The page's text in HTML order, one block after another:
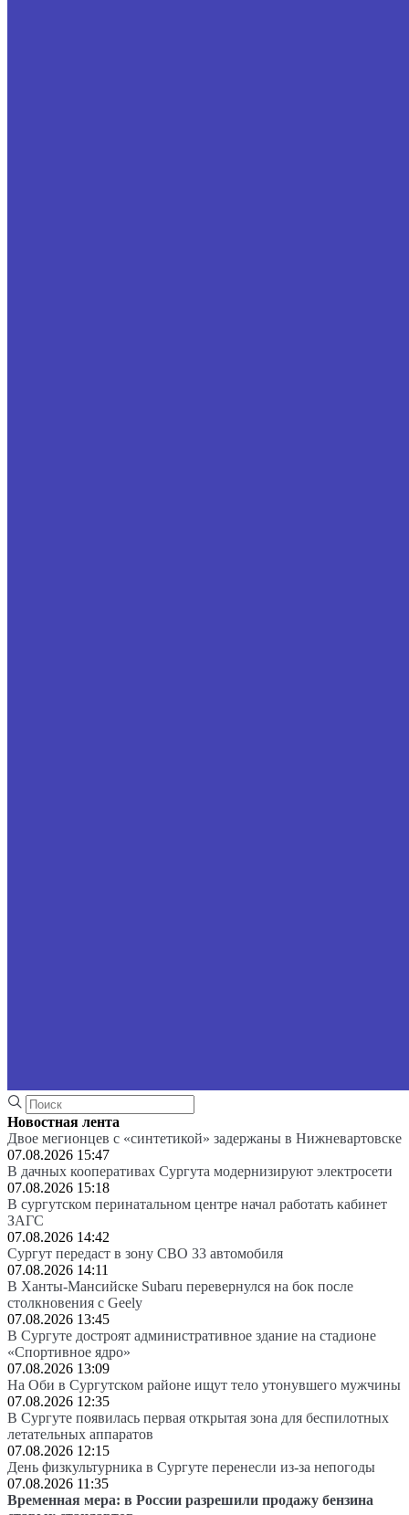
Новостная лента
Двое мегионцев с «синтетикой» задержаны в Нижневартовске
07.08.2026 15:47
В дачных кооперативах Сургута модернизируют электросети
07.08.2026 15:18
В сургутском перинатальном центре начал работать кабинет
ЗАГС
07.08.2026 14:42
Сургут передаст в зону СВО 33 автомобиля
07.08.2026 14:11
В Ханты-Мансийске Subaru перевернулся на бок после
столкновения с Geely
07.08.2026 13:45
В Сургуте достроят административное здание на стадионе
«Спортивное ядро»
07.08.2026 13:09
На Оби в Сургутском районе ищут тело утонувшего мужчины
07.08.2026 12:35
В Сургуте появилась первая открытая зона для беспилотных
летательных аппаратов
07.08.2026 12:15
День физкультурника в Сургуте перенесли из-за непогоды
07.08.2026 11:35
Временная мера: в России разрешили продажу бензина